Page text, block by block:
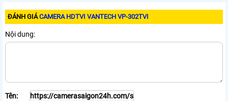
ĐÁNH GIÁCAMERA HDTVI VANTECH VP-302TVI
Nội dung:
Tên: